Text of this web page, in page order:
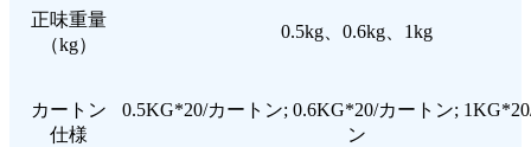
正味重量
（kg）
0.5kg、0.6kg、1kg
カートン
仕様
0.5KG*20/カートン; 0.6KG*20/カートン;
ン